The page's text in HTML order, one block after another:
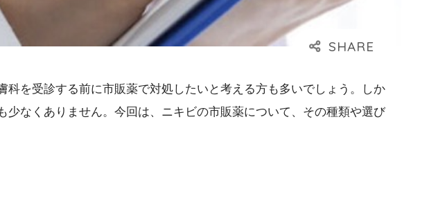
を受診する前に市販薬で対処したいと考える方も多いでしょう。しか
少なくありません。今回は、ニキビの市販薬について、その種類や選び